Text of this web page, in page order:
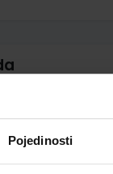
Pojedinosti
kom
ŠKOLSKA